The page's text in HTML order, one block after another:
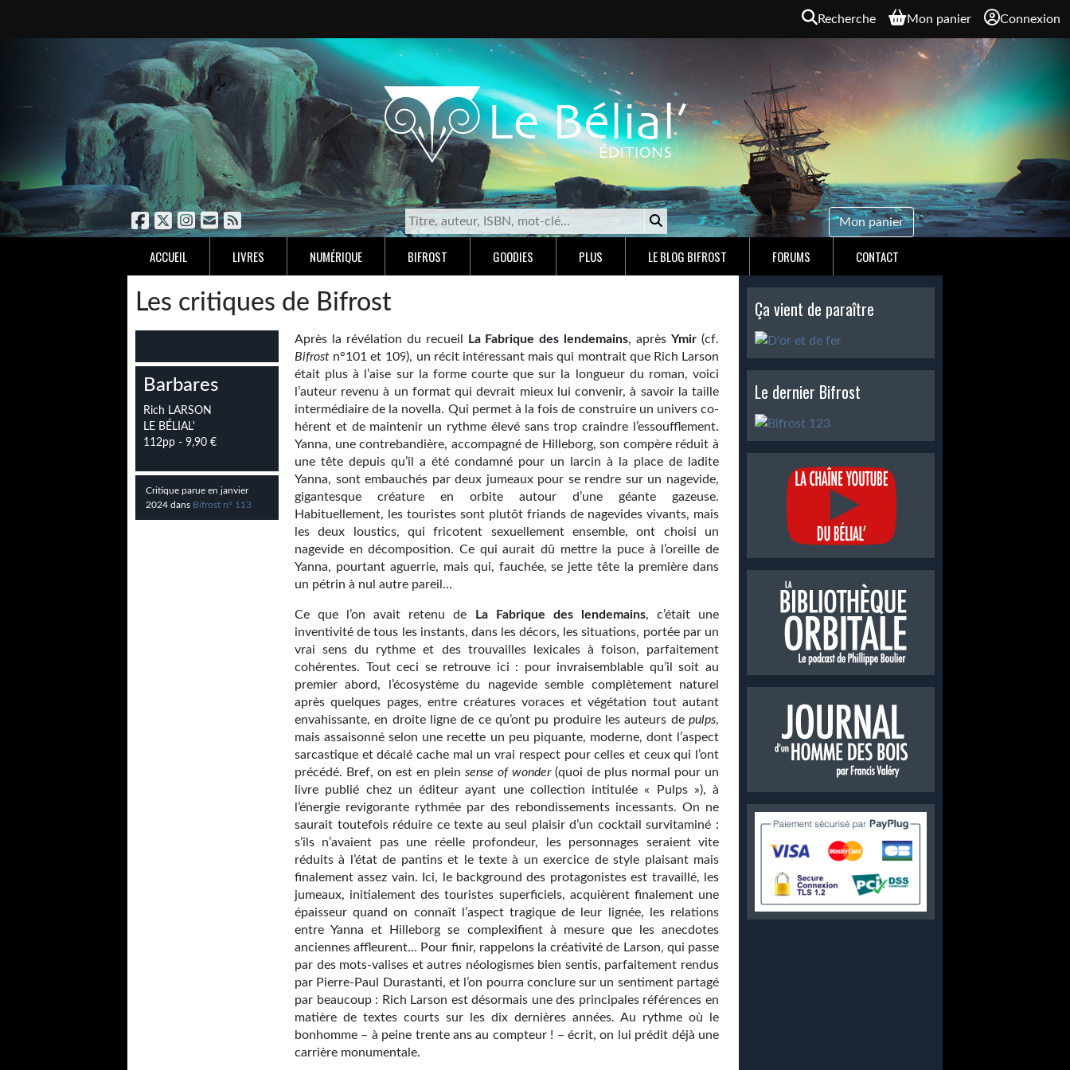
Recherche Mon panier Connexion
Mon panier
ACCUEIL LIVRES NUMÉRIQUE BIFROST GOODIES PLUS LE BLOG BIFROST FORUMS CONTACT
Les critiques de Bifrost
Barbares
Rich LARSON
LE BÉLIAL'
112pp - 9,90 €
Critique parue en janvier
2024 dans Bifrost n° 113
Après la révélation du recueil La Fabrique des lendemains, aprèsYmir (cf.
Bifrost n°101 et 109), un récit intéressant mais qui montrait que Rich Larson
était plus à l’aise sur la forme courte que sur la longueur du roman, voici
l’auteur revenu à un format qui devrait mieux lui convenir, à savoir la taille
intermédiaire de la novella. Qui permet à la fois de construire un univers co­
hérent et de maintenir un rythme élevé sans trop craindre l’essoufflement.
Yanna, une contrebandière, accompagné de Hille­borg, son compère réduit à
une tête depuis qu’il a été condamné pour un larcin à la place de ladite
Yanna, sont embauchés par deux jumeaux pour se rendre sur un nagevide,
gigantesque créature en orbite autour d’une géante gazeuse.
Habituellement, les touristes sont plutôt friands de nagevides vivants, mais
les deux loustics, qui fricotent sexuellement en­semble, ont choisi un
nagevide en décomposition. Ce qui aurait dû mettre la puce à l’oreille de
Yanna, pourtant aguerrie, mais qui, fauchée, se jette tête la première dans
un pétrin à nul autre pareil…
Ce que l’on avait retenu de La Fabrique des lendemains, c’était une
inventivité de tous les instants, dans les décors, les situations, portée par un
vrai sens du rythme et des trouvailles lexicales à foison, parfaitement
cohérentes. Tout ceci se retrouve ici : pour invraisemblable qu’il soit au
premier abord, l’écosystème du nagevide semble complètement naturel
après quelques pages, entre créatures voraces et végétation tout autant
envahissante, en droite ligne de ce qu’ont pu produire les auteurs de pulps,
mais assaisonné selon une recette un peu piquante, moderne, dont l’aspect
sarcastique et décalé cache mal un vrai respect pour celles et ceux qui l’ont
précédé. Bref, on est en plein sense of wonder(quoi de plus normal pour un
livre publié chez un éditeur ayant une collection intitulée « Pulps »), à
l’énergie revigorante rythmée par des rebondissements incessants. On ne
saurait toutefois réduire ce texte au seul plaisir d’un cocktail survitaminé :
s’ils n’avaient pas une réelle profondeur, les personnages seraient vite
réduits à l’état de pantins et le texte à un exercice de style plaisant mais
finalement assez vain. Ici, le background des protagonistes est travaillé, les
jumeaux, initialement des touristes superficiels, acquièrent finalement une
épaisseur quand on connaît l’aspect tragique de leur lignée, les relations
entre Yanna et Hilleborg se complexi­fient à mesure que les anecdotes
anciennes affleurent… Pour finir, rappelons la créativité de Larson, qui passe
par des mots-valises et autres néologismes bien sentis, parfaitement rendus
par Pierre-Paul Durastanti, et l’on pourra conclure sur un sentiment partagé
par beaucoup : Rich Larson est désormais une des principales références en
ma­tière de textes courts sur les dix dernières années. Au rythme où le
bonhomme – à peine trente ans au compteur ! – écrit, on lui prédit déjà une
carrière monumentale.
Ça vient de paraître
Le dernier Bifrost